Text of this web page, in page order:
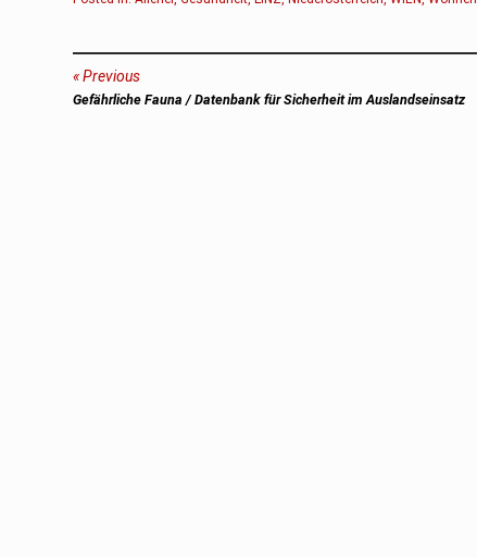
Beitragsnavigation
Previous
Previous
Gefährliche Fauna / Datenbank für Sicherheit im Auslandseinsatz